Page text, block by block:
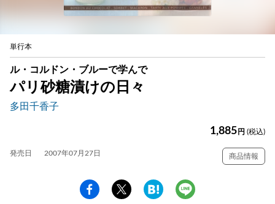
単行本
ル・コルドン・ブルーで学んで
パリ砂糖漬けの日々
多田千香子
1,885 円 (税込)
発売日 2007年07月27日 商品情報